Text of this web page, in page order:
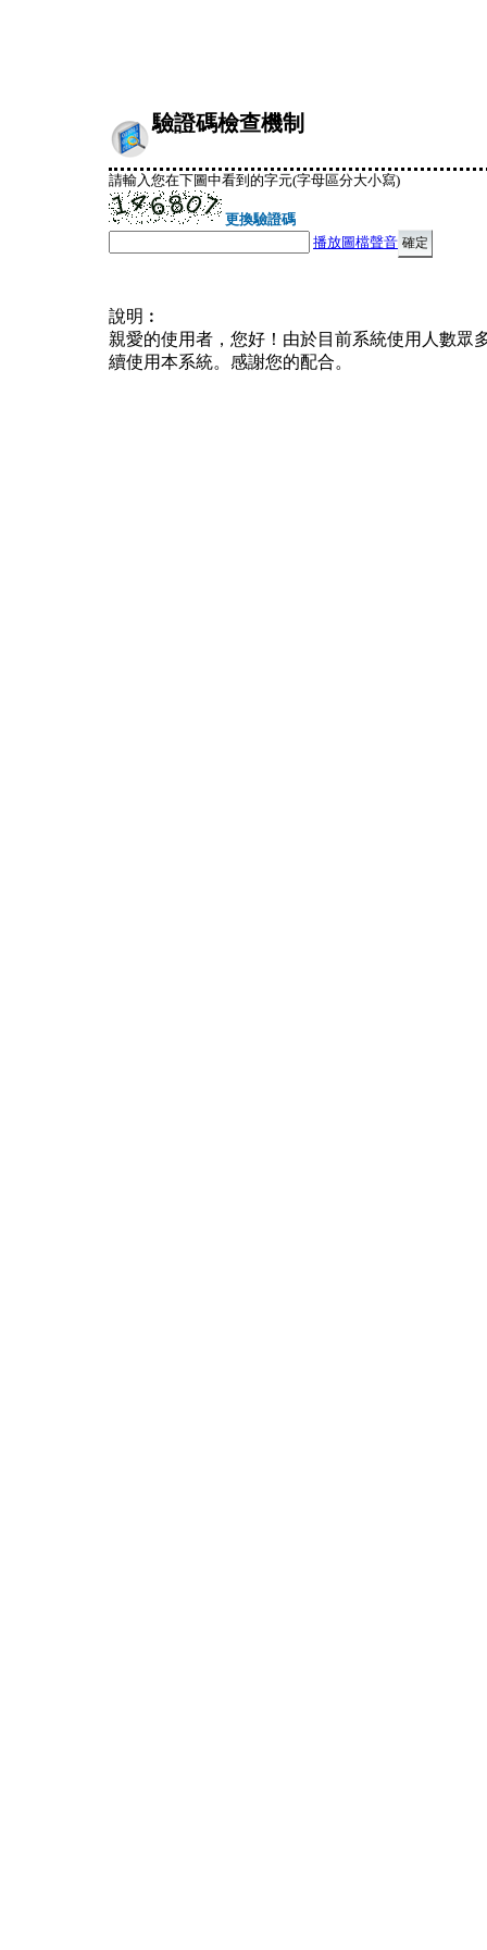
驗證碼檢查機制
請輸入您在下圖中看到的字元(字母區分大小寫)
更換驗證碼
播放圖檔聲音
說明︰
親愛的使用者，您好！由於目前系統使用人數眾
續使用本系統。感謝您的配合。